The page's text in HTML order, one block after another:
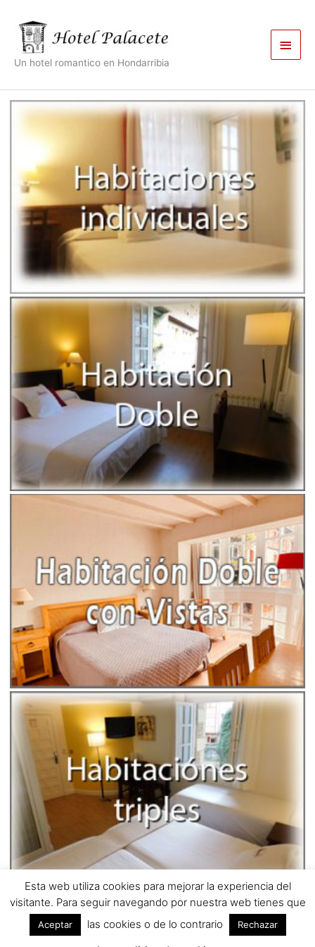
contenido
Un hotel romantico en Hondarribia
Copyright © 2026HotelPalacete.net| Diseñado por
Esta web utiliza cookies para mejorar la experiencia del
visitante. Para seguir navegando por nuestra web tienes que
Aceptar las cookies o de lo contrario Rechazar